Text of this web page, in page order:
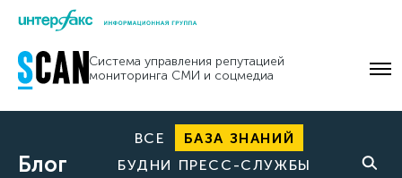
Skip
content
Система управления репутацией
мониторинга СМИ и соцмедиа
Блог
ВСЕ
БАЗА ЗНАНИЙ
БУДНИ ПРЕСС-СЛУЖБЫ